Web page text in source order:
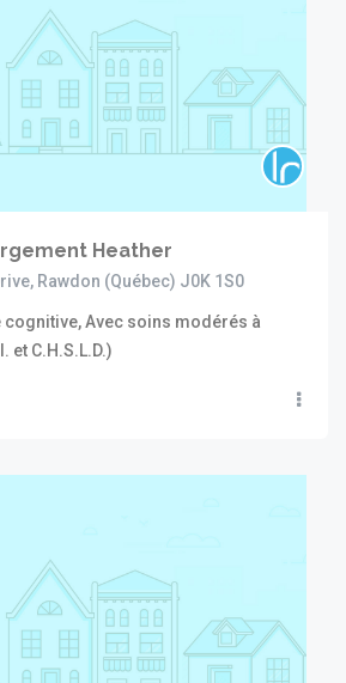
Heather
Rawdon (Québec) J0K 1S0
Avec soins modérés à
et C.H.S.L.D.)